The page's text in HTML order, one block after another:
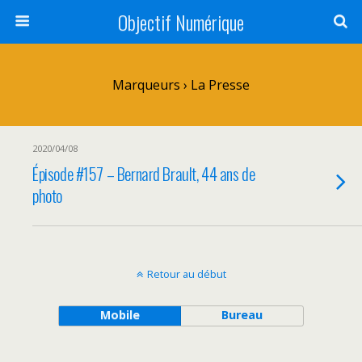
Objectif Numérique
Marqueurs › La Presse
2020/04/08
Épisode #157 – Bernard Brault, 44 ans de
photo
Retour au début
Mobile Bureau